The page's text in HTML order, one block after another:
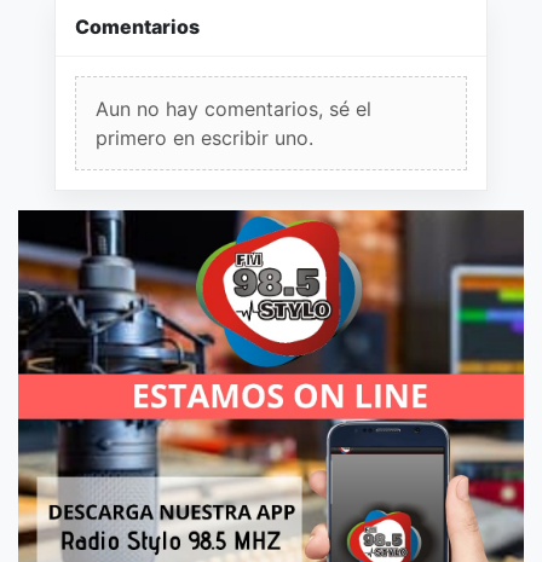
Comentarios
Aun no hay comentarios, sé el
primero en escribir uno.